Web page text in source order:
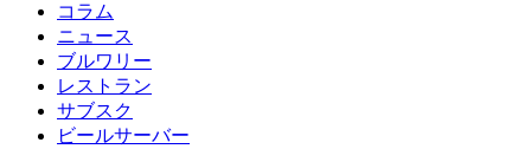
コラム
ニュース
ブルワリー
レストラン
サブスク
ビールサーバー